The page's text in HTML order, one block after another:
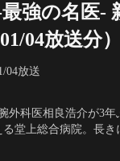
強の名医-
04放送分）
04放送
外科医相良浩介が3年
る堂上総合病院。長